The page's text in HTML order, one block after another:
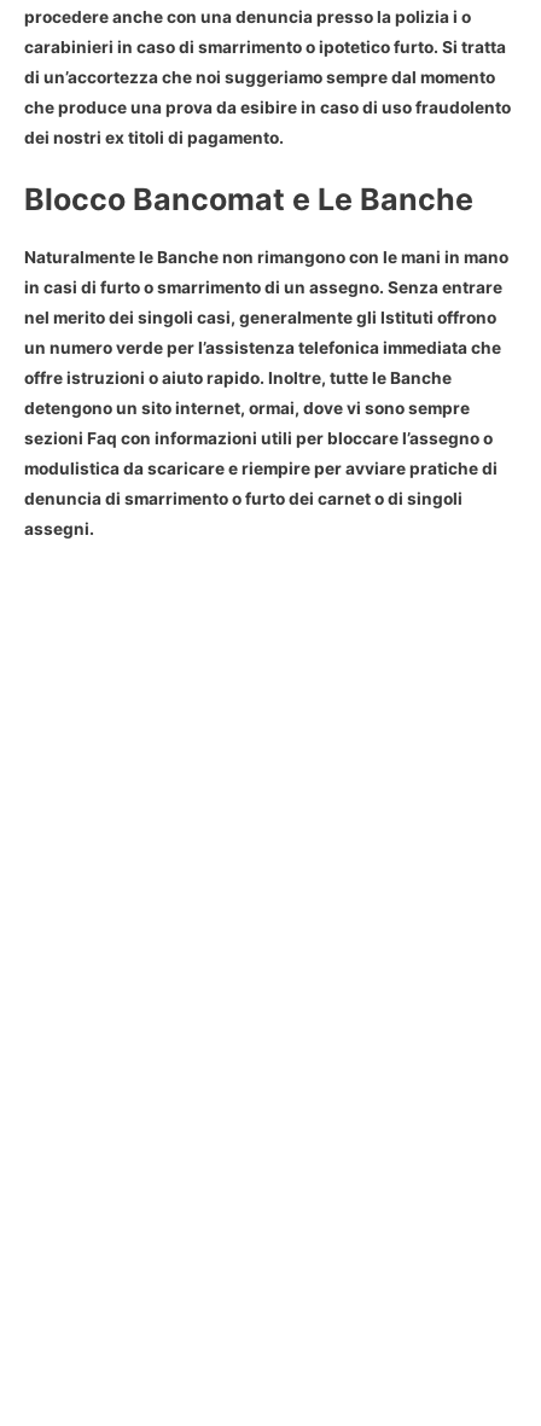
procedere anche con una denuncia presso la polizia i o
carabinieri in caso di smarrimento o ipotetico furto. Si tratta
di un’accortezza che noi suggeriamo sempre dal momento
che produce una prova da esibire in caso di uso fraudolento
dei nostri ex titoli di pagamento.
Blocco Bancomat e Le Banche
Naturalmente le Banche non rimangono con le mani in mano
in casi di furto o smarrimento di un assegno. Senza entrare
nel merito dei singoli casi, generalmente gli Istituti offrono
un numero verde per l’assistenza telefonica immediata che
offre istruzioni o aiuto rapido. Inoltre, tutte le Banche
detengono un sito internet, ormai, dove vi sono sempre
sezioni Faq con informazioni utili per bloccare l’assegno o
modulistica da scaricare e riempire per avviare pratiche di
denuncia di smarrimento o furto dei carnet o di singoli
assegni.